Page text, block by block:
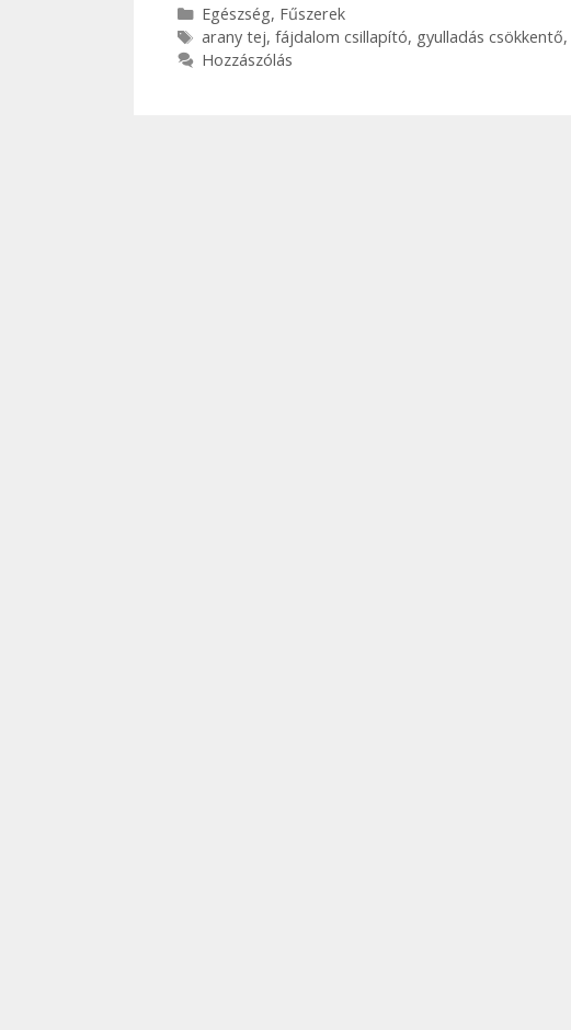
Kategória
Egészség, Fűszerek
Címkék
arany tej, fájdalom csillapító, gyulladás csökkentő,
Hozzászólás